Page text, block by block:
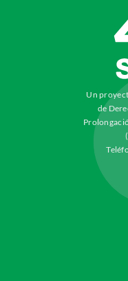
Un
de